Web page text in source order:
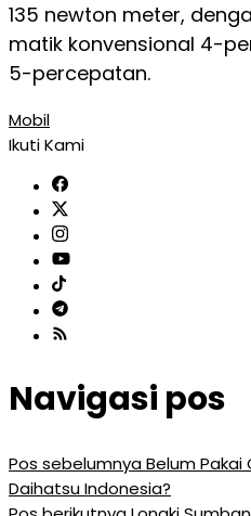
135 newton meter,
matik konvensional 4-
5-percepatan.
Mobil
Ikuti Kami
Navigasi pos
Pos sebelumnyaBelum Pakai
Daihatsu Indonesia?